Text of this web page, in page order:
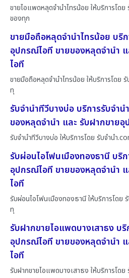
ขายไอแพดหลุดจำนำไทรน้อย ให้บริการโด
ของทุก
ขายมือถือหลุดจำนำไทรน้อย บริ
อุปกรณ์ไอที ขายของหลุดจำนำ
ไอที
ขายมือถือหลุดจำนำไทรน้อย ให้บริการโดย
ทุ
รับจำนำทีวีบางบ่อ บริการรับจำ
ของหลุดจำนำ และ รับฝากขาย
รับจำนำทีวีบางบ่อ ให้บริการโดย รับจํานํา
รับผ่อนไอโฟนเมืองทองธานี บริ
อุปกรณ์ไอที ขายของหลุดจำนำ
ไอที
รับผ่อนไอโฟนเมืองทองธานี ให้บริการโดย
ทุ
รับฝากขายไอแพดบางเสาธง บ
อุปกรณ์ไอที ขายของหลุดจำนำ
ไอที
รับฝากขายไอแพดบางเสาธง ให้บริการโด